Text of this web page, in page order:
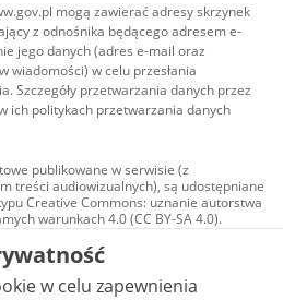
mogą zawierać adresy skrzynek
z odnośnika będącego adresem e-
jego danych (adres e-mail oraz
wiadomości) w celu przesłania
Szczegóły przetwarzania danych przez
ich politykach przetwarzania danych
publikowane w serwisie (z
treści audiowizualnych), są udostępniane
Creative Commons: uznanie autorstwa
warunkach 4.0 (CC BY-SA 4.0).
w tym zdjęcia, materiały
są udostępniane na licencji typu
uznanie autorstwa użycie
- bez utworów zależnych 4.0 (CC BY-
w celu zapewnienia